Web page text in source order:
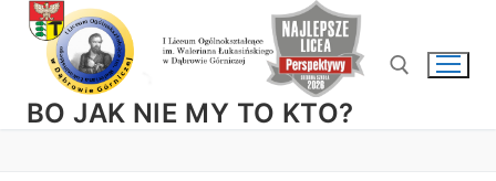
Przejdź
BO JAK NIE MY TO KTO?